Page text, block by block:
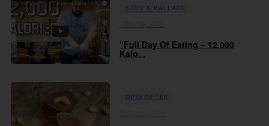
SJOV & BALLADE
“Full Day Of Eating – 12.000
Kalo...
OPSKRIFTER